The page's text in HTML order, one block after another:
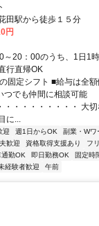
田駅から徒歩１５分
円
～20：00のうち、1日1
行直帰OK
固定シフト ■給与は全
つでも仲間に相談可能
・・・・・・・・・ 大
に...
迎 週1日からOK 副業・Wワ
歓迎 資格取得支援あり フ
通勤OK 即日勤務OK 固定時
経験者歓迎 午前